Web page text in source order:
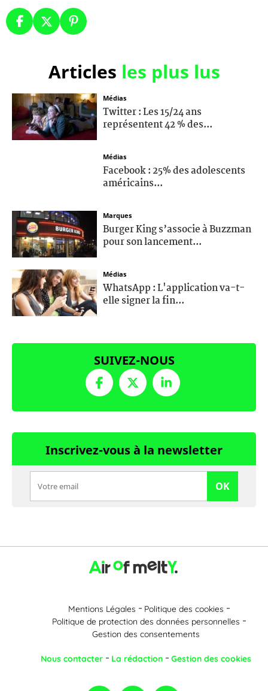
Articles les plus lus
Médias
Twitter : Les 15/24 ans
représentent 42 % des...
Médias
Facebook : 25% des adolescents
américains...
Marques
Burger King s’associe à Buzzman
pour son lancement...
Médias
WhatsApp : L'application va-t-
elle signer la fin...
SUIVEZ-NOUS
Inscrivez-vous à la newsletter
OK
Mentions Légales
Politique des cookies
Politique de protection des données personnelles
Gestion des consentements
Nous contacter La rédaction Gestion des cookies